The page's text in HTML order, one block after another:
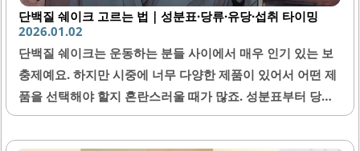
단백질 쉐이크 고르는 법｜성분표·당류·유당·섭취 타이밍
2026.01.02
단백질 쉐이크는 운동하는 분들 사이에서 매우 인기 있는 보
충제예요. 하지만 시중에 너무 다양한 제품이 있어서 어떤 제
품을 선택해야 할지 혼란스러울 때가 많죠. 성분표부터 당류
함량, 유당 함유 여부, 그리고 섭취 타이밍까지 꼼꼼히 따져보
는 것이 효과적인 단백질 보충을 위해 꼭 필요해요. 이번 글에